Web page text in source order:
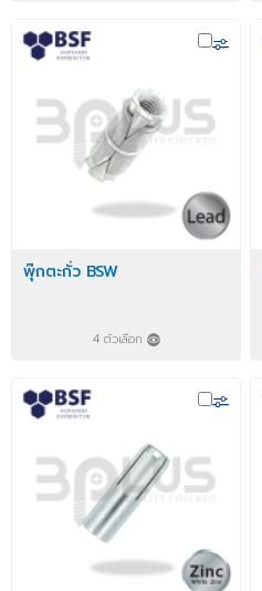
พุ๊กตะกั่ว BSW
4 ตัวเลือก